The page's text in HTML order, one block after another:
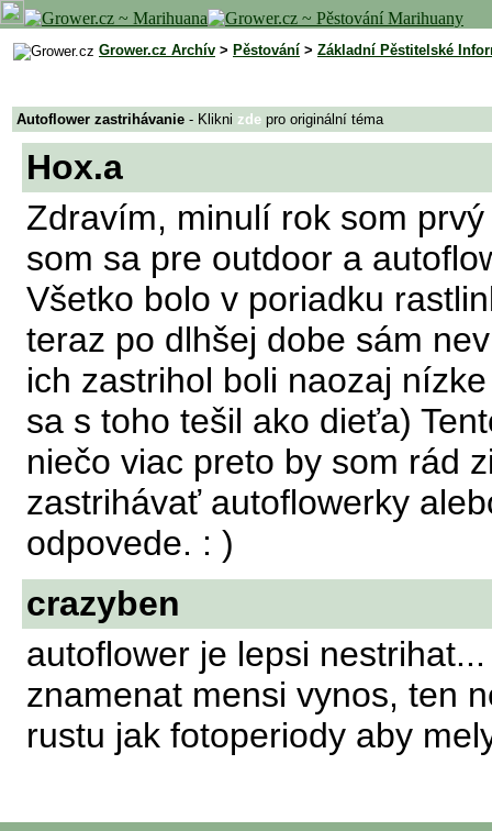
Grower.cz Archív > Pěstování > Základní Pěstitelské
Autoflower zastrihávanie - Klikni zde pro originální téma
Hox.a
Zdravím, minulí rok som
som sa pre outdoor a
Všetko bolo v poriadku
teraz po dlhšej dobe sám
ich zastrihol boli naozaj
sa s toho tešil ako dieťa)
niečo viac preto by som rád
zastrihávať autoflowerky
odpovede. : )
crazyben
autoflower je lepsi
znamenat mensi vynos, ten
rustu jak fotoperiody aby